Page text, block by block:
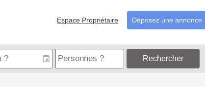
Espace Propriétaire Déposez une annonce
Rechercher